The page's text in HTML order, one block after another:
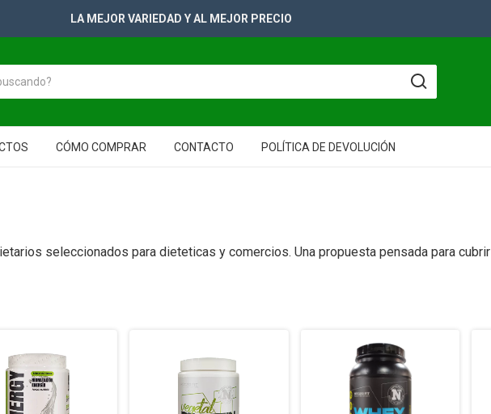
+2500 PRODUCTOS PARA TUS GONDOLAS
CÓMO COMPRAR CONTACTO POLÍTICA DE DEVOLUCIÓN
seleccionados para dieteticas y comercios. Una propuesta pensada para cubrir